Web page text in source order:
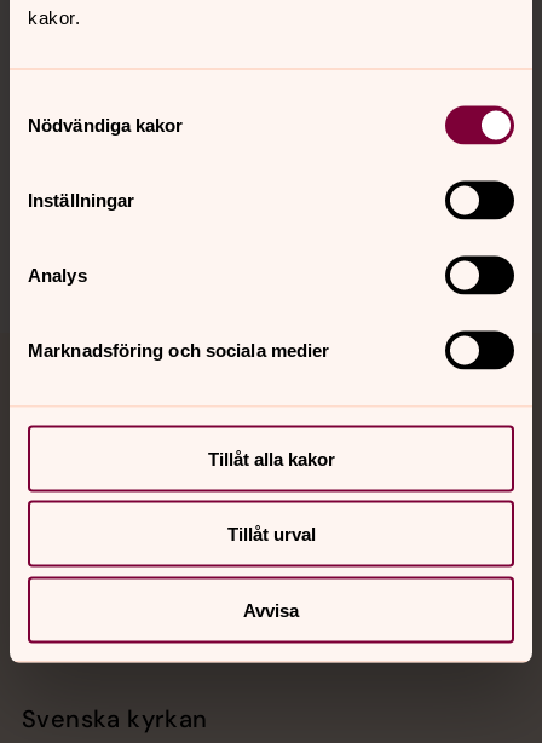
kakor.
Nödvändiga kakor
Inställningar
Analys
Marknadsföring och sociala medier
Tillåt alla kakor
Tillåt urval
Avvisa
Kalender
Sociala kanaler
med en präst på kvällar och nätter.
Digitalt brev
Svenska kyrkan